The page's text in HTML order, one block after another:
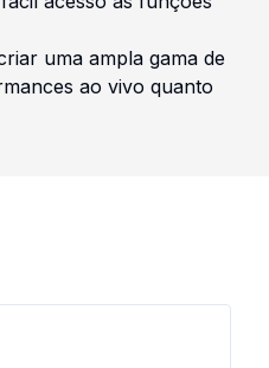
uma ampla gama de
ao vivo quanto